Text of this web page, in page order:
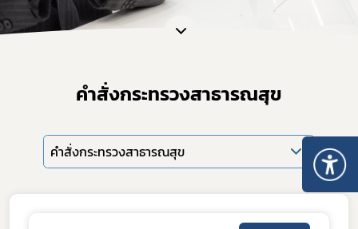
คำสั่งกระทรวงสาธารณสุข
คำสั่งกระทรวงสาธารณสุข